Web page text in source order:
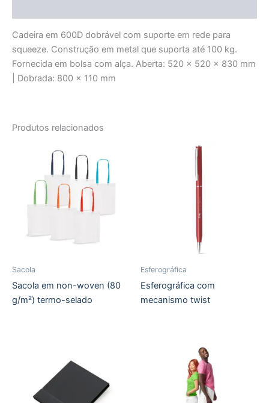
Cadeira em 600D dobrável com suporte em rede para
squeeze. Construção em metal que suporta até 100 kg.
Fornecida em bolsa com alça. Aberta: 520 x 520 x 830 mm
| Dobrada: 800 x 110 mm
Produtos relacionados
Sacola
Sacola em non-woven (80
g/m²) termo-selado
Esferográfica
Esferográfica com
mecanismo twist